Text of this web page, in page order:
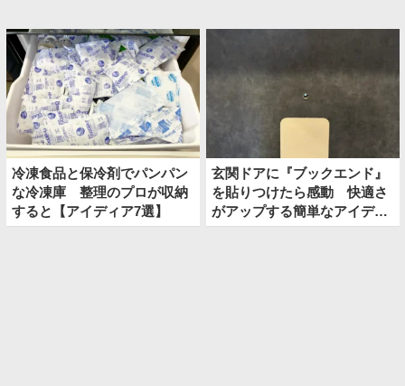
冷凍食品と保冷剤でパンパン
な冷凍庫 整理のプロが収納
すると【アイディア7選】
玄関ドアに『ブックエンド』
を貼りつけたら感動 快適さ
がアップする簡単なアイディ
アとは